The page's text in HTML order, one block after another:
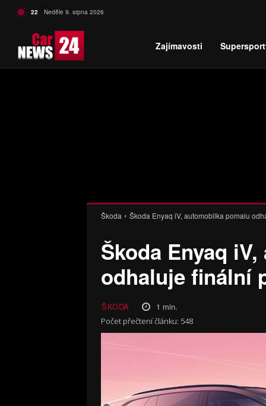
22 C Czech
Neděle 9. srpna 2026
Zajímavosti
Škoda Škoda Enyaq iV, automobilka pomalu
Škoda Enyaq
odhaluje finální
ŠKODA 1 min.
Počet přečtení článku: 548